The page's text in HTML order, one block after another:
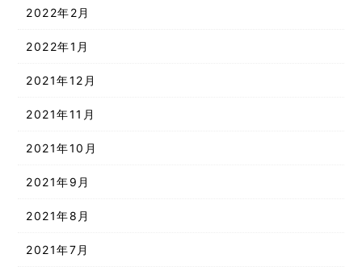
2022年2月
2022年1月
2021年12月
2021年11月
2021年10月
2021年9月
2021年8月
2021年7月